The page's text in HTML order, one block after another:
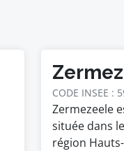
CODE INSEE :
Zermezeele
située dans
région